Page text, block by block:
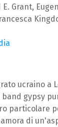
Grant,
ucraino a
gypsy
particolare
di